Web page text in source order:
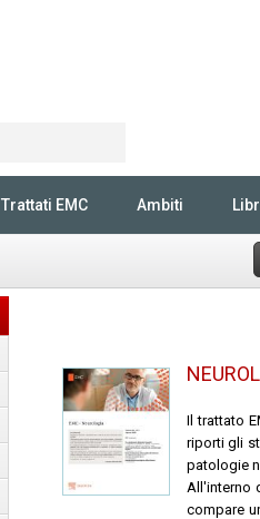
Trattati EMC Ambiti
Il trattato
riporti gli
patologie
All'interno
compare